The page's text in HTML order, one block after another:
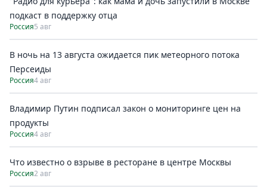
подкаст в поддержку отца
Россия5 авг
В ночь на 13 августа ожидается пик метеорного потока
Персеиды
Россия4 авг
Владимир Путин подписал закон о мониторинге цен на
продукты
Россия4 авг
Что известно о взрыве в ресторане в центре Москвы
Россия2 авг